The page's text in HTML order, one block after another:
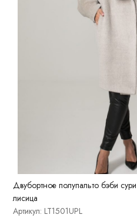
Двубортное полупальто бэби
лисица
Артикул: LT1501UPL